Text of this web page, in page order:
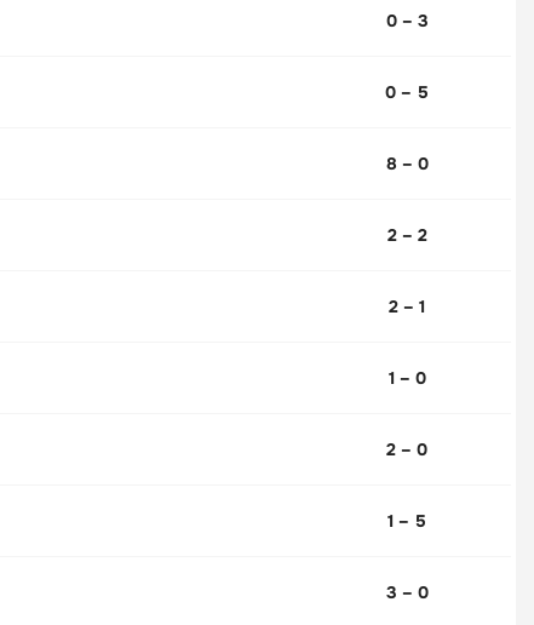
0 – 3
0 – 5
8 – 0
2 – 2
2 – 1
1 – 0
2 – 0
1 – 5
3 – 0